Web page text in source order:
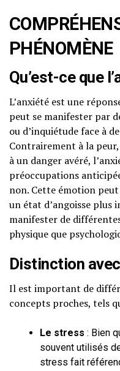
PHÉNOMÈNE
Qu’est-ce que
L’anxiété est une
peut se manifester par
ou d’inquiétude face à
Contrairement à la
à un danger avéré,
préoccupations
non. Cette émotion
un état d’angoisse plus
manifester de
physique que
Distinction
Il est important de
concepts proches, tels
Le stress : Bien
souvent utilisés
stress fait